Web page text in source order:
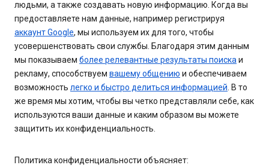
людьми, а также создавать новую информацию. Когда вы
предоставляете нам данные, например регистрируя
аккаунт Google, мы используем их для того, чтобы
усовершенствовать свои службы. Благодаря этим данным
мы показываем более релевантные результаты поискаи
рекламу, способствуем вашему общению и обеспечиваем
возможность легко и быстро делиться информацией. В то
же время мы хотим, чтобы вы четко представляли себе, как
используются ваши данные и каким образом вы можете
защитить их конфиденциальность.
Политика конфиденциальности объясняет: